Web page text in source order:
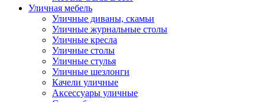
Уличная мебель
Уличные диваны, скамьи
Уличные журнальные столы
Уличные кресла
Уличные столы
Уличные стулья
Уличные шезлонги
Качели уличные
Аксессуары уличные